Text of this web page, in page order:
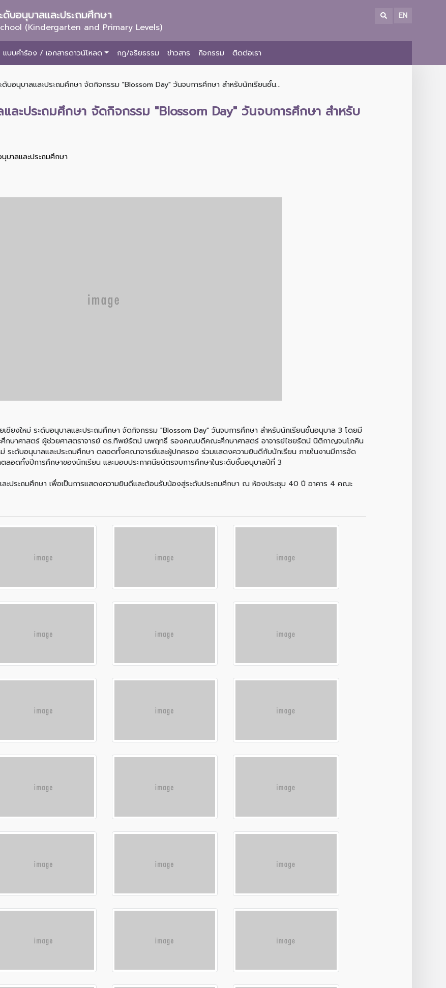
ดับอนุบาลและประถมศึกษา
(Kindergarten and Primary Levels)
EN
แบบคำร้อง / เอกสารดาวน์โหลด กฎ/จริยธรรม ข่าวสาร กิจกรรม ติดต่อเรา
ดับอนุบาลและประถมศึกษา จัดกิจกรรม "Blossom Day" วันจบการศึกษา สำหรับนักเรียนชั้น...
และประถมศึกษา จัดกิจกรรม "Blossom Day" วันจบการศึกษา สำหรับ
บาลและประถมศึกษา
ชียงใหม่ ระดับอนุบาลและประถมศึกษา จัดกิจกรรม "Blossom Day" วันจบการศึกษา สำหรับนักเรียนชั้นอนุบาล 3 โดยมี
กษาศาสตร์ ผู้ช่วยศาสตราจารย์ ดร.ทิพย์รัตน์ นพฤทธิ์ รองคณบดีคณะศึกษาศาสตร์ อาจารย์ไชยรัตน์ นิติกาญจนโภคิน
ระดับอนุบาลและประถมศึกษา ตลอดทั้งคณาจารย์และผู้ปกครอง ร่วมเเสดงความยินดีกับนักเรียน ภายในงานมีการจัด
ลอดทั้งปีการศึกษาของนักเรียน และมอบประกาศนียบัตรจบการศึกษาในระดับชั้นอนุบาลปีที่ 3
ะประถมศึกษา เพื่อเป็นการแสดงความยินดีและต้อนรับน้องสู่ระดับประถมศึกษา ณ ห้องประชุม 40 ปี อาคาร 4 คณะ